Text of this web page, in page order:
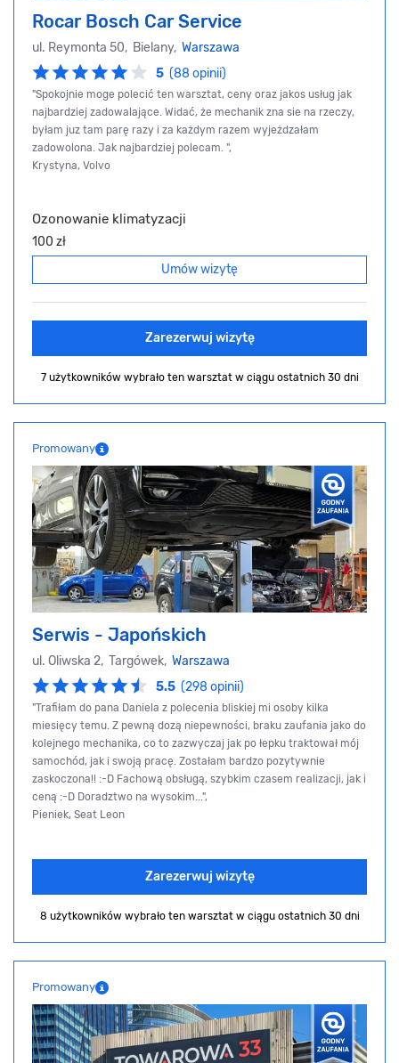
Rocar Bosch Car Service
ul. Reymonta 50, Bielany, Warszawa
5 (88 opinii)
"Spokojnie moge polecić ten warsztat, ceny oraz jakos usług jak
najbardziej zadowalające. Widać, że mechanik zna sie na rzeczy,
byłam juz tam parę razy i za każdym razem wyjeżdzałam
zadowolona. Jak najbardziej polecam. ",
Krystyna, Volvo
Ozonowanie klimatyzacji
100 zł
Umów wizytę
Zarezerwuj wizytę
7 użytkowników wybrało ten warsztat w ciągu ostatnich 30 dni
Promowany
Serwis - Japońskich
ul. Oliwska 2, Targówek, Warszawa
5.5 (298 opinii)
"Trafiłam do pana Daniela z polecenia bliskiej mi osoby kilka
miesięcy temu. Z pewną dozą niepewności, braku zaufania jako do
kolejnego mechanika, co to zazwyczaj jak po łepku traktował mój
samochód, jak i swoją pracę. Zostałam bardzo pozytywnie
zaskoczona!! :-D Fachową obsługą, szybkim czasem realizacji, jak i
ceną :-D Doradztwo na wysokim...",
Pieniek, Seat Leon
Zarezerwuj wizytę
8 użytkowników wybrało ten warsztat w ciągu ostatnich 30 dni
Promowany